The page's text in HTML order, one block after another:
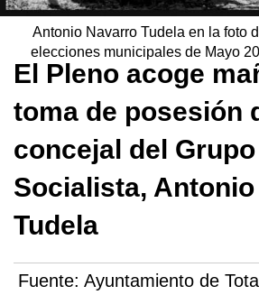
El Pleno acoge
toma de posesión
concejal del Grupo
Socialista,
Tudela
Fuente: Ayuntamiento de
Antonio Navarro Tudela en la foto
elecciones municipales de Mayo